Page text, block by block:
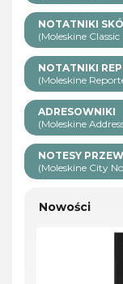
NOTATNIKI
(Moleskine
NOTATNIKI
(Moleskine
ADRESOWNIKI
(Moleskine
NOTESY
(Moleskine City
Nowości